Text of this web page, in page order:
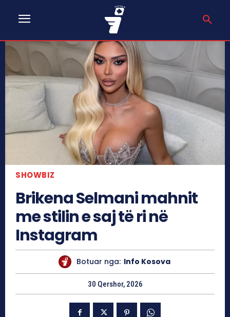
SHOWBIZ
Brikena Selmani mahnit
me stilin e saj të ri në
Instagram
Botuar nga: Info Kosova
30 Qershor, 2026